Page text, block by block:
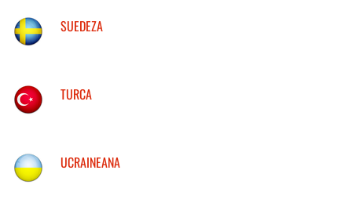
SUEDEZA
TURCA
UCRAINEANA